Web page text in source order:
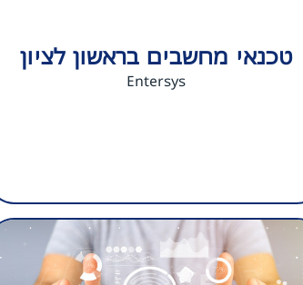
טכנאי מחשבים בראשון לציון
Entersys